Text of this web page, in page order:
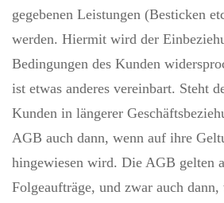
gegebenen Leistungen (Besticken
werden. Hiermit wird der
Bedingungen des Kunden
ist etwas anderes vereinbart. Steht
Kunden in längerer
AGB auch dann, wenn auf ihre
hingewiesen wird. Die AGB gelten
Folgeaufträge, und zwar auch